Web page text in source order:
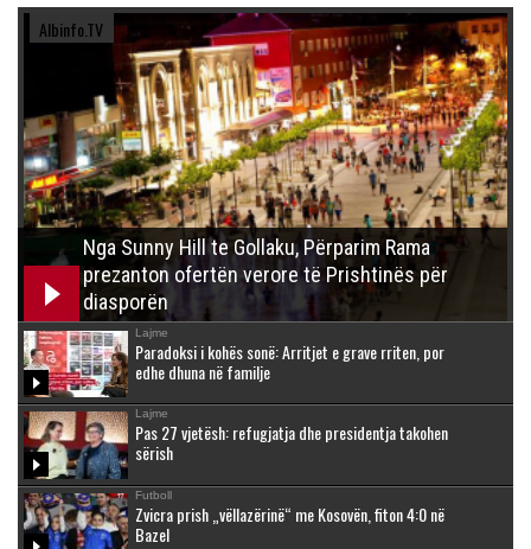
Albinfo.TV
Nga Sunny Hill te Gollaku, Përparim Rama
prezanton ofertën verore të Prishtinës për
diasporën
Lajme
Paradoksi i kohës sonë: Arritjet e grave rriten, por
edhe dhuna në familje
Lajme
Pas 27 vjetësh: refugjatja dhe presidentja takohen
sërish
Futboll
Zvicra prish „vëllazërinë“ me Kosovën, fiton 4:0 në
Bazel